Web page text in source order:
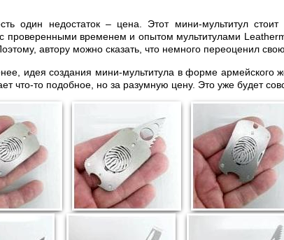
один недостаток – цена. Этот мини-мультитул
проверенными временем и опытом мультитулами
автору можно сказать, что немного переоценил
идея создания мини-мультитула в форме армейского
что-то подобное, но за разумную цену. Это уже будет